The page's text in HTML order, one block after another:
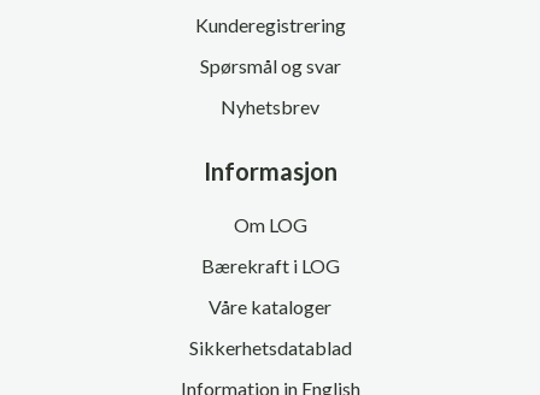
Kunderegistrering
Spørsmål og svar
Nyhetsbrev
Informasjon
Om LOG
Bærekraft i LOG
Våre kataloger
Sikkerhetsdatablad
Information in English